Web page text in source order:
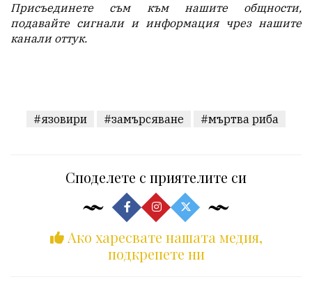
Присъединете съм към нашите общности,
подавайте сигнали и информация чрез нашите
канали оттук.
#язовири #замърсяване #мъртва риба
Споделете с приятелите си
Ако харесвате нашата медия,
подкрепете ни